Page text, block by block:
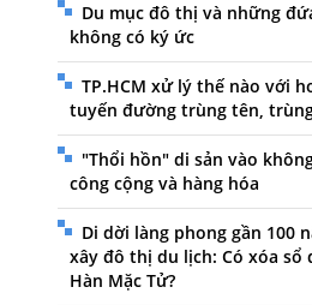
Du mục đô thị và những
không có ký ức
TP.HCM xử lý thế nào với
tuyến đường trùng tên,
"Thổi hồn" di sản vào
công cộng và hàng hóa
Di dời làng phong gần 100
xây đô thị du lịch: Có xóa sổ
Hàn Mặc Tử?